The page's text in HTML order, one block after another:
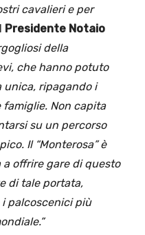
cavalieri e per
Presidente Notaio
della
che hanno potuto
unica, ripagando i
Non capita
su un percorso
Il “Monterosa” è
offrire gare di questo
di tale portata,
palcoscenici più